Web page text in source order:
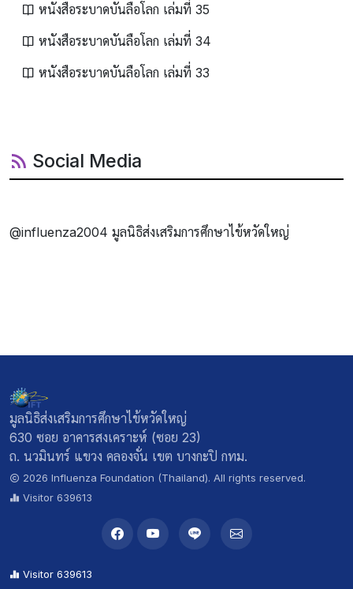
หนังสือระบาดบันลือโลก เล่มที่ 35
หนังสือระบาดบันลือโลก เล่มที่ 34
หนังสือระบาดบันลือโลก เล่มที่ 33
Social Media
@influenza2004 มูลนิธิส่งเสริมการศึกษาไข้หวัดใหญ่
มูลนิธิส่งเสริมการศึกษาไข้หวัดใหญ่
630 ซอย อาคารสงเคราะห์ (ซอย 23)
ถ. นวมินทร์ แขวง คลองจั่น เขต บางกะปิ กทม.
2026 Influenza Foundation (Thailand). All rights reserved.
Visitor 639613
Visitor 639613